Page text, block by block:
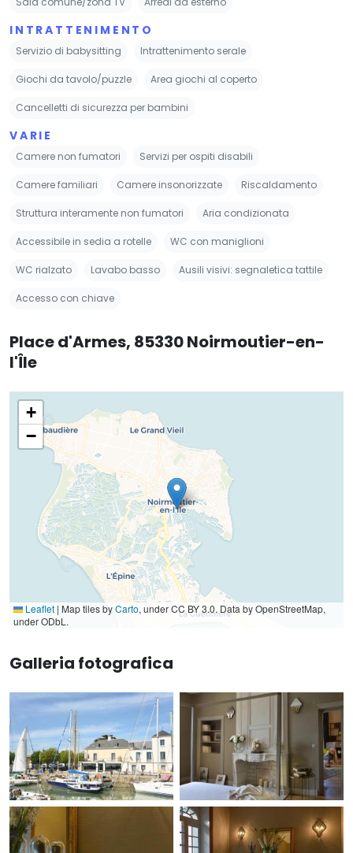
INTRATTENIMENTO
Servizio di babysitting Intrattenimento serale
Giochi da tavolo/puzzle Area giochi al coperto
Cancelletti di sicurezza per bambini
VARIE
Camere non fumatori Servizi per ospiti disabili
Camere familiari Camere insonorizzate Riscaldamento
Struttura interamente non fumatori Aria condizionata
Accessibile in sedia a rotelle WC con maniglioni
WC rialzato Lavabo basso Ausili visivi: segnaletica tattile
Accesso con chiave
Place d'Armes, 85330 Noirmoutier-en-
l'Île
+
−
Leaflet | Map tiles byCarto, under CC BY 3.0. Data by OpenStreetMap,
under ODbL.
Galleria fotografica